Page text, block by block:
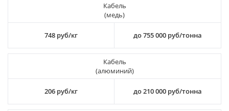
Кабель
(медь)
748 руб/кг до 755 000 руб/тонна
Кабель
(алюминий)
206 руб/кг до 210 000 руб/тонна